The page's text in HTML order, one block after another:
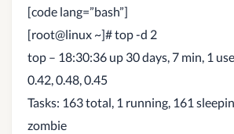
[code lang=”bash”]
[root@linux ~]# top -d 2
top – 18:30:36 up 30 days, 7 min, 1
0.42, 0.48, 0.45
Tasks: 163 total, 1 running, 161
zombie